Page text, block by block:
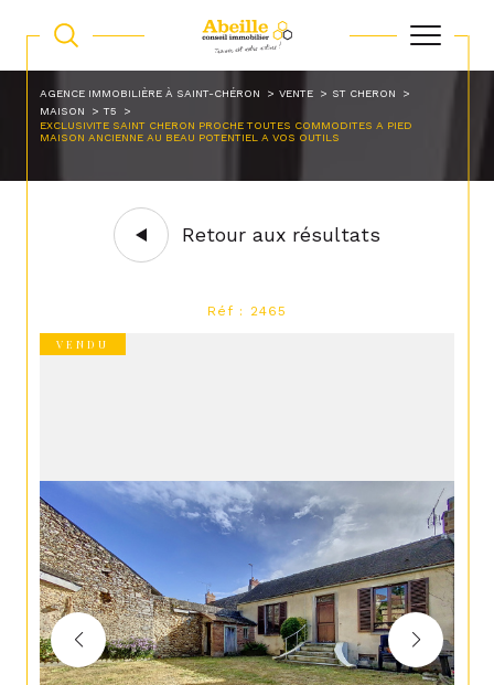
AGENCE IMMOBILIÈRE À SAINT-CHÉRON VENTE
ST CHERON
MAISON
T5
EXCLUSIVITE SAINT CHERON PROCHE TOUTES COMMODITES A PIED
MAISON ANCIENNE AU BEAU POTENTIEL A VOS OUTILS
Retour aux résultats
Réf : 2465
VENDU